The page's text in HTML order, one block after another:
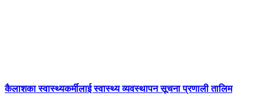
कैलाशका स्वास्थ्यकर्मीलाई स्वास्थ्य व्यवस्थापन सूचना प्रणाली तालिम